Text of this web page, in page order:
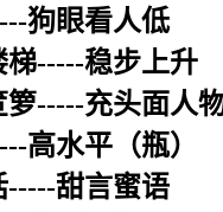
狗眼看人低
梯-----稳步上升
箩-----充头面人
高水平（瓶）
-----甜言蜜语